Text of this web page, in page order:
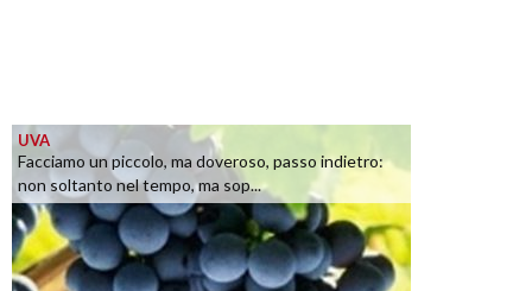
UVA
Facciamo un piccolo, ma doveroso, passo indietro:
non soltanto nel tempo, ma sop...